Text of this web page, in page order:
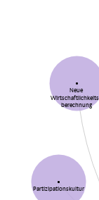
Partizipationskultur
Neue
berechnung